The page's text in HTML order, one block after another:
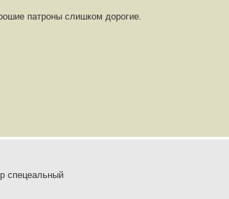
патроны слишком дорогие.
спецеальный